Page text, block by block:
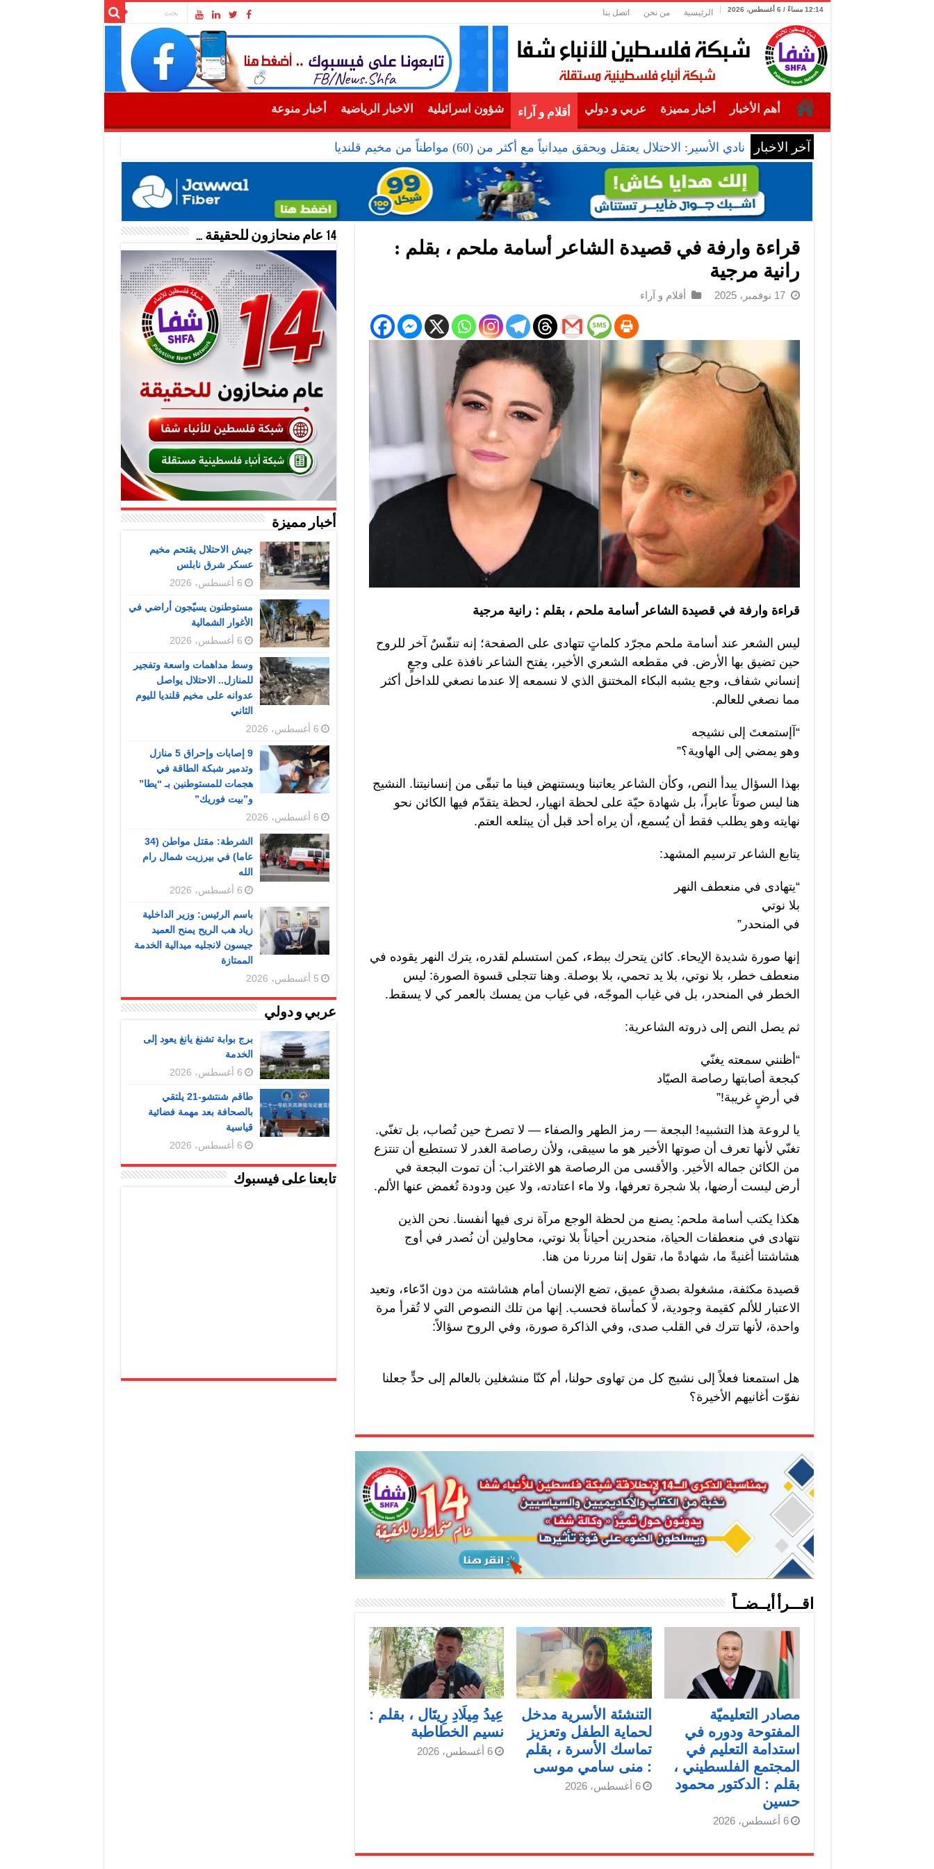
12:14 مساءً / 6 أغسطس، 2026 الرئيسية من نحن اتصل بنا
أهم الأخبار أخبار مميزة عربي و دولي أقلام و آراء شؤون اسرائيلية الاخبار الرياضية أخبار منوعة
آخر الاخبار نادي الأسير: الاحتلال يعتقل ويحقق ميدانياً مع أكثر من (60) مواطناً من مخيم قلنديا
قراءة وارفة في قصيدة الشاعر أسامة ملحم ، بقلم :
رانية مرجية
17 نوفمبر، 2025 أقلام و آراء
قراءة وارفة في قصيدة الشاعر أسامة ملحم ، بقلم : رانية مرجية
ليس الشعر عند أسامة ملحم مجرّد كلماتٍ تتهادى على الصفحة؛ إنه تنفّسٌ آخر للروح
حين تضيق بها الأرض. في مقطعه الشعري الأخير، يفتح الشاعر نافذة على وجعٍ
إنساني شفاف، وجع يشبه البكاء المختنق الذي لا نسمعه إلا عندما نصغي للداخل أكثر
مما نصغي للعالم.
“آإستمعتَ إلى نشيجه
وهو يمضي إلى الهاوية؟”
بهذا السؤال يبدأ النص، وكأن الشاعر يعاتبنا ويستنهض فينا ما تبقّى من إنسانيتنا. النشيج
هنا ليس صوتاً عابراً، بل شهادة حيّة على لحظة انهيار، لحظة يتقدّم فيها الكائن نحو
نهايته وهو يطلب فقط أن يُسمع، أن يراه أحد قبل أن يبتلعه العتم.
يتابع الشاعر ترسيم المشهد:
“يتهادى في منعطف النهر
بلا نوتي
في المنحدر”
إنها صورة شديدة الإيحاء. كائن يتحرك ببطء، كمن استسلم لقدره، يترك النهر يقوده في
منعطف خطر، بلا نوتي، بلا يد تحمي، بلا بوصلة. وهنا تتجلى قسوة الصورة: ليس
الخطر في المنحدر، بل في غياب الموجّه، في غياب من يمسك بالعمر كي لا يسقط.
ثم يصل النص إلى ذروته الشاعرية:
“أظنني سمعته يغنّي
كبجعة أصابتها رصاصة الصيّاد
في أرضٍ غريبة!”
يا لروعة هذا التشبيه! البجعة — رمز الطهر والصفاء — لا تصرخ حين تُصاب، بل تغنّي.
تغنّي لأنها تعرف أن صوتها الأخير هو ما سيبقى، ولأن رصاصة الغدر لا تستطيع أن تنتزع
من الكائن جماله الأخير. والأقسى من الرصاصة هو الاغتراب: أن تموت البجعة في
أرض ليست أرضها، بلا شجرة تعرفها، ولا ماء اعتادته، ولا عين ودودة تُغمض عنها الألم.
هكذا يكتب أسامة ملحم: يصنع من لحظة الوجع مرآة نرى فيها أنفسنا. نحن الذين
نتهادى في منعطفات الحياة، منحدرين أحياناً بلا نوتي، محاولين أن نُصدر في أوج
هشاشتنا أغنيةً ما، شهادةً ما، تقول إننا مررنا من هنا.
قصيدة مكثفة، مشغولة بصدقٍ عميق، تضع الإنسان أمام هشاشته من دون ادّعاء، وتعيد
الاعتبار للألم كقيمة وجودية، لا كمأساة فحسب. إنها من تلك النصوص التي لا تُقرأ مرة
واحدة، لأنها تترك في القلب صدى، وفي الذاكرة صورة، وفي الروح سؤالاً:
هل استمعنا فعلاً إلى نشيج كل من تهاوى حولنا، أم كنّا منشغلين بالعالم إلى حدٍّ جعلنا
نفوّت أغانيهم الأخيرة؟
اقـــرأ أيــضــاً
مصادر التعليميّة
المفتوحة ودوره في
استدامة التعليم في
المجتمع الفلسطيني ،
بقلم : الدكتور محمود
حسين
6 أغسطس، 2026
التنشئة الأسرية مدخل
لحماية الطفل وتعزيز
تماسك الأسرة ، بقلم
: منى سامي موسى
6 أغسطس، 2026
عِيدُ مِيلَادِ رِيتَال ، بقلم :
نسيم الخطاطبة
6 أغسطس، 2026
14 عام منحازون للحقيقة …
أخبار مميزة
جيش الاحتلال يقتحم مخيم
عسكر شرق نابلس
6 أغسطس، 2026
مستوطنون يسيّجون أراضي في
الأغوار الشمالية
6 أغسطس، 2026
وسط مداهمات واسعة وتفجير
للمنازل.. الاحتلال يواصل
عدوانه على مخيم قلنديا لليوم
الثاني
6 أغسطس، 2026
9 إصابات وإحراق 5 منازل
وتدمير شبكة الطاقة في
هجمات للمستوطنين بـ “يطا”
و”بيت فوريك”
6 أغسطس، 2026
الشرطة: مقتل مواطن (34
عاما) في بيرزيت شمال رام
الله
6 أغسطس، 2026
باسم الرئيس: وزير الداخلية
زياد هب الريح يمنح العميد
جيسون لانجليه ميدالية الخدمة
الممتازة
5 أغسطس، 2026
عربي و دولي
برج بوابة تشنغ يانغ يعود إلى
الخدمة
6 أغسطس، 2026
طاقم شنتشو-21 يلتقي
بالصحافة بعد مهمة فضائية
قياسية
6 أغسطس، 2026
تابعنا على فيسبوك